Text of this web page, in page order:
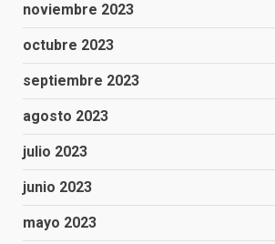
noviembre 2023
octubre 2023
septiembre 2023
agosto 2023
julio 2023
junio 2023
mayo 2023